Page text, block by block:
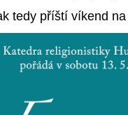
tedy příští víkend